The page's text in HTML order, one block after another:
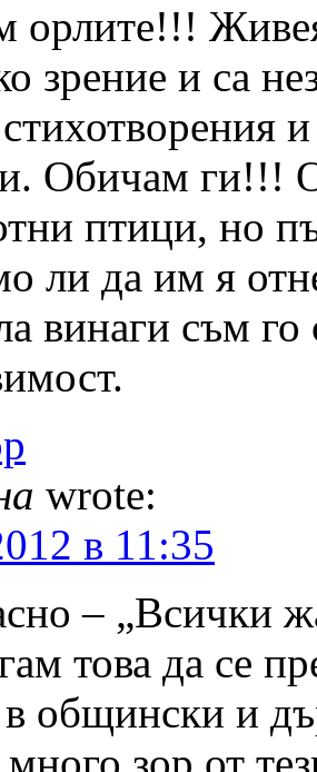
орлите!!!
зрение и са
Обичам ги!!!
птици, но
ли да им я
винаги съм го
wrote:
в 11:35
– „Всички
това да се
в общински и
зор от